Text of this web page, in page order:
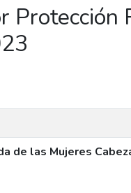
Protección
de las Mujeres